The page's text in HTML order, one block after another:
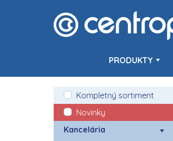
PRODUKTY
Kompletný sortiment
Novinky
Kancelária